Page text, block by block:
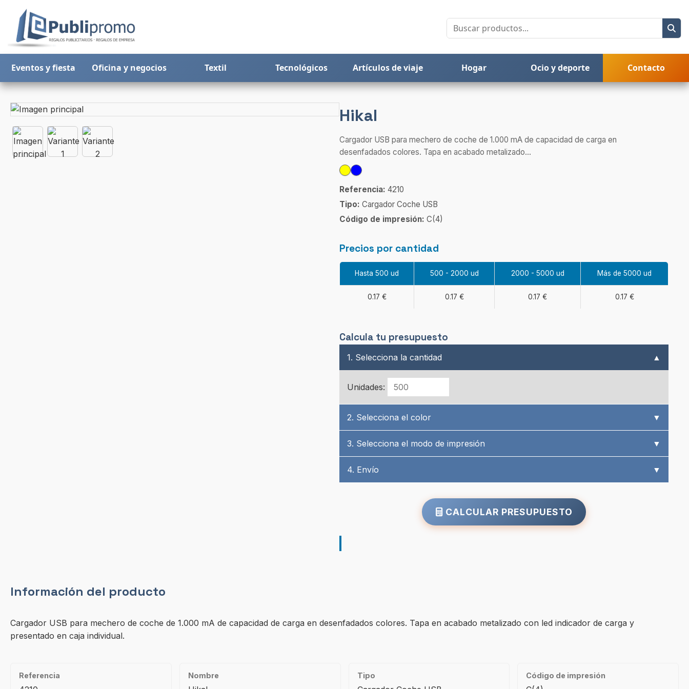
Eventos y fiesta Oficina y negocios Textil Tecnológicos Artículos de viaje Hogar Ocio y deporte Contacto
Hikal
Cargador USB para mechero de coche de 1.000 mA de capacidad de carga en
desenfadados colores. Tapa en acabado metalizado...
Referencia: 4210
Tipo: Cargador Coche USB
Código de impresión: C(4)
Precios por cantidad
Hasta 500 ud 500 - 2000 ud 2000 - 5000 ud Más de 5000 ud
0.17 € 0.17 € 0.17 € 0.17 €
Calcula tu presupuesto
1. Selecciona la cantidad ▲
Unidades:
2. Selecciona el color ▼
3. Selecciona el modo de impresión ▼
4. Envío ▼
CALCULAR PRESUPUESTO
Información del producto
Cargador USB para mechero de coche de 1.000 mA de capacidad de carga en desenfadados colores. Tapa en acabado metalizado con led indicador de carga y
presentado en caja individual.
Referencia Nombre Tipo Código de impresión